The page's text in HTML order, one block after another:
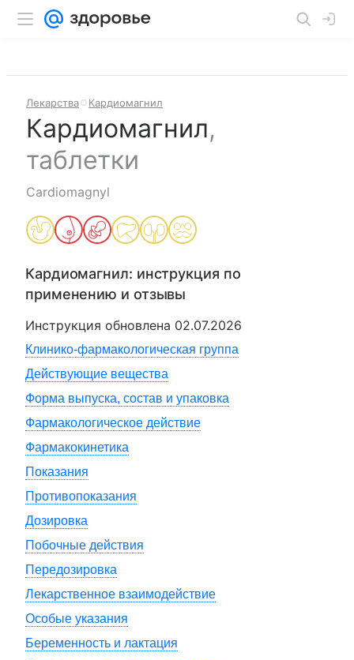
Лекарства Кардиомагнил
Кардиомагнил,
таблетки
Cardiomagnyl
Кардиомагнил: инструкция по
применению и отзывы
Инструкция обновлена 02.07.2026
Клинико-фармакологическая группа
Действующие вещества
Форма выпуска, состав и упаковка
Фармакологическое действие
Фармакокинетика
Показания
Противопоказания
Дозировка
Побочные действия
Передозировка
Лекарственное взаимодействие
Особые указания
Беременность и лактация